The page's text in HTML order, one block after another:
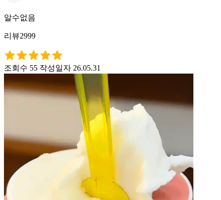
알수없음
리뷰2999
조회수 55 작성일자 26.05.31